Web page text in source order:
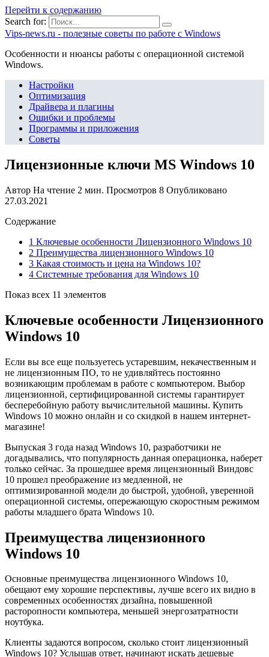
Перейти к содержанию
Search for:
Vips-news.ru - полезные советы по работе с Windows
Особенности и нюансы работы с операционной системой
Windows.
Настройки
Оптимизация
Драйвера и плагины
Ошибки и проблемы
Программы и приложения
Советы
Лицензионные ключи MS Windows 10
Автор На чтение 2 мин. Просмотров 8 Опубликовано
27.03.2021
Содержание
1 Ключевые особенности Лицензионного Windows 10
2 Преимущества лицензионного Windows 10
3 Какая стоимость и цена на Windows 10?
4 Системные требования для Windows 10
Показ всех 11 элементов
Ключевые особенности Лицензионного
Windows 10
Если вы все еще пользуетесь устаревшим, некачественным и
не лицензионным ПО, то не удивляйтесь постоянно
возникающим проблемам в работе с компьютером. Выбор
лицензионной, сертифицированной системы гарантирует
бесперебойную работу вычислительной машины. Купить
Windows 10 можно онлайн и со скидкой в нашем интернет-
магазине!
Выпуская 3 года назад Windows 10, разработчики не
догадывались, что популярность данная операционка, наберет
только сейчас. За прошедшее время лицензионный Виндовс
10 прошел преображение из медленной, не
оптимизированной модели до быстрой, удобной, уверенной
операционной системы, опережающую скоростным режимом
работы младшего брата Windows 10.
Преимущества лицензионного
Windows 10
Основные преимущества лицензионного Windows 10,
обещают ему хорошие перспективы, лучше всего их видно в
современных особенностях дизайна, повышенной
расторопности компьютера, меньшей энергозатратности
ноутбука.
Клиенты задаются вопросом, сколько стоит лицензионный
Windows 10? Услышав ответ, начинают искать дешевые